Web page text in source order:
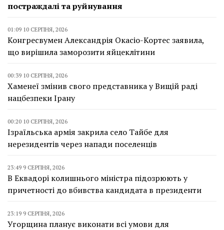
постраждалі та руйнування
01:09 10 СЕРПНЯ, 2026
Конгресвумен Александрія Окасіо-Кортес заявила,
що вирішила заморозити яйцеклітини
00:39 10 СЕРПНЯ, 2026
Хаменеї змінив свого представника у Вищій раді
нацбезпеки Ірану
00:20 10 СЕРПНЯ, 2026
Ізраїльська армія закрила село Тайбе для
нерезидентів через напади поселенців
23:49 9 СЕРПНЯ, 2026
В Еквадорі колишнього міністра підозрюють у
причетності до вбивства кандидата в президенти
23:19 9 СЕРПНЯ, 2026
Угорщина планує виконати всі умови для